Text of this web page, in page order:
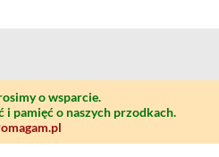
o wsparcie.
pamięć o naszych przodkach.